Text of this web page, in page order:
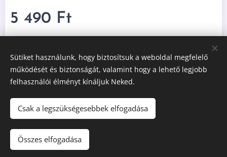
5 490 Ft
Adatvédelmi Szabályzat
Általános Szerződési Feltételek
Sütiket használunk, hogy biztosítsuk a weboldal megfelelő
működését és biztonságát, valamint hogy a lehető legjobb
felhasználói élményt kínáljuk Neked.
Csak a legszükségesebbek elfogadása
Összes elfogadása